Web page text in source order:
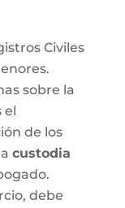
Civiles
sobre la
el
de los
custodia
debe